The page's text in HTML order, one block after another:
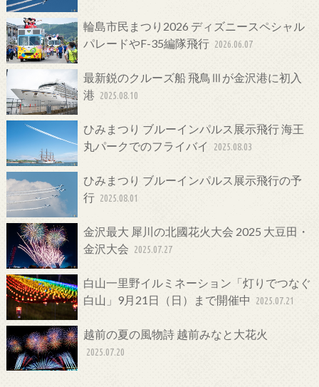
輪島市民まつり2026 ディズニースペシャル
パレードやF-35編隊飛行 2026.06.07
最新鋭のクルーズ船 飛鳥Ⅲが金沢港に初入
港 2025.08.10
ひみまつり ブルーインパルス展示飛行 海王
丸パークでのフライバイ
2025.08.03
ひみまつり ブルーインパルス展示飛行の予
行 2025.08.01
金沢最大 犀川の北國花火大会 2025 大豆田・
金沢大会 2025.07.27
白山一里野イルミネーション「灯りでつなぐ
白山」9月21日（日）まで開催中
2025.07.21
越前の夏の風物詩 越前みなと大花火
2025.07.20